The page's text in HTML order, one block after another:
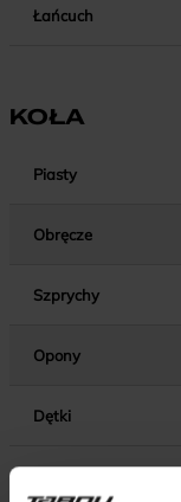
Łańcuch
KOŁA
Piasty
Obręcze
Szprychy
Opony
Dętki